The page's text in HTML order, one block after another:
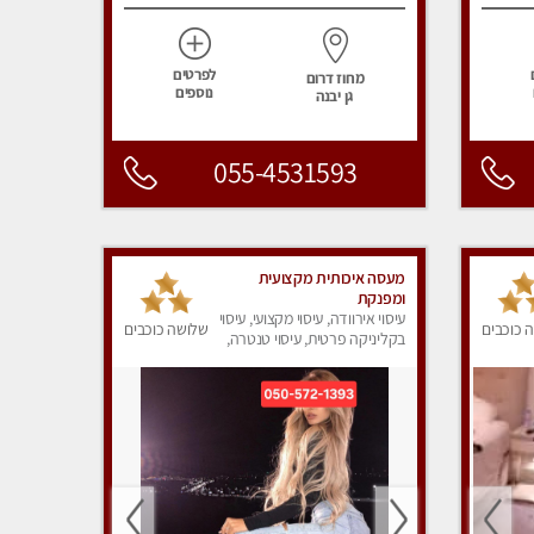
מחוז דרום
גן יבנה
לפרטים
נוספים
055-4531593
כוכבים
מעסה איכותית מקצועית
ומפנקת
עיסוי אירוודה, עיסוי מקצועי, עיסוי
בקליניקה פרטית, עיסוי טנטרה,
שלושה כוכבים